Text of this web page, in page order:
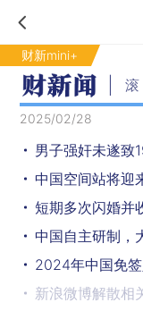
财新mini+
2025/02/28
男子强奸未遂致
中国空间站将迎
2024年中国免
新浪微博解散相